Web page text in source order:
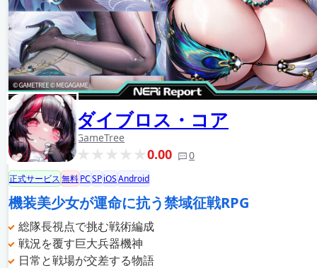
ダイブロス・コア
GameTree
0.00 0
正式サービス無料PCSPiOSAndroid
機装美少女が運命に抗う禁域征戦RPG
総隊長視点で挑む戦術編成
戦況を覆す巨大兵器機神
日常と戦場が交差する物語